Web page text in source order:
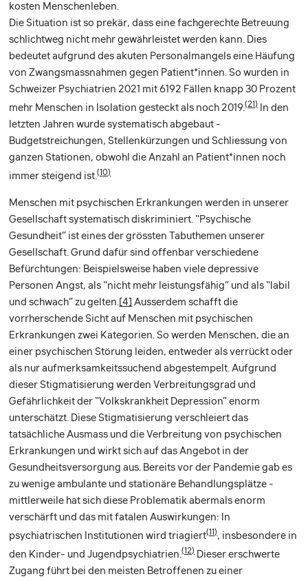
kosten Menschenleben.
Die Situation ist so prekär, dass eine fachgerechte Betreuung
schlichtweg nicht mehr gewährleistet werden kann. Dies
bedeutet aufgrund des akuten Personalmangels eine Häufung
von Zwangsmassnahmen gegen Patient*innen. So wurden in
Schweizer Psychiatrien 2021 mit 6192 Fällen knapp 30 Prozent
mehr Menschen in Isolation gesteckt als noch 2019.(21)In den
letzten Jahren wurde systematisch abgebaut -
Budgetstreichungen, Stellenkürzungen und Schliessung von
ganzen Stationen, obwohl die Anzahl an Patient*innen noch
immer steigend ist.(10)
Menschen mit psychischen Erkrankungen werden in unserer
Gesellschaft systematisch diskriminiert. “Psychische
Gesundheit” ist eines der grössten Tabuthemen unserer
Gesellschaft. Grund dafür sind offenbar verschiedene
Befürchtungen: Beispielsweise haben viele depressive
Personen Angst, als “nicht mehr leistungsfähig” und als “labil
und schwach” zu gelten. [4] Ausserdem schafft die
vorrherschende Sicht auf Menschen mit psychischen
Erkrankungen zwei Kategorien. So werden Menschen, die an
einer psychischen Störung leiden, entweder als verrückt oder
als nur aufmerksamkeitssuchend abgestempelt. Aufgrund
dieser Stigmatisierung werden Verbreitungsgrad und
Gefährlichkeit der “Volkskrankheit Depression” enorm
unterschätzt. Diese Stigmatisierung verschleiert das
tatsächliche Ausmass und die Verbreitung von psychischen
Erkrankungen und wirkt sich auf das Angebot in der
Gesundheitsversorgung aus. Bereits vor der Pandemie gab es
zu wenige ambulante und stationäre Behandlungsplätze -
mittlerweile hat sich diese Problematik abermals enorm
verschärft und das mit fatalen Auswirkungen: In
psychiatrischen Institutionen wird triagiert(11), insbesondere in
den Kinder- und Jugendpsychiatrien.(12) Dieser erschwerte
Zugang führt bei den meisten Betroffenen zu einer